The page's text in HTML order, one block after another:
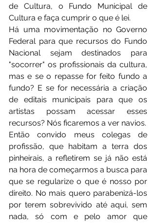
de Cultura, o Fundo Municipal de
Cultura e faça cumprir o que é lei.
Há uma movimentação no Governo
Federal para que recursos do Fundo
Nacional sejam destinados para
"socorrer" os profissionais da cultura,
mas e se o repasse for feito fundo a
fundo? E se for necessária a criação
de editais municipais para que os
artistas possam acessar esses
recursos? Nós ficaremos a ver navios.
Então convido meus colegas de
profissão, que habitam a terra dos
pinheirais, a refletirem se já não está
na hora de começarmos a busca para
que se regularize o que é nosso por
direito. No mais quero parabenizá-los
por terem sobrevivido até aqui, sem
nada, só com e pelo amor que